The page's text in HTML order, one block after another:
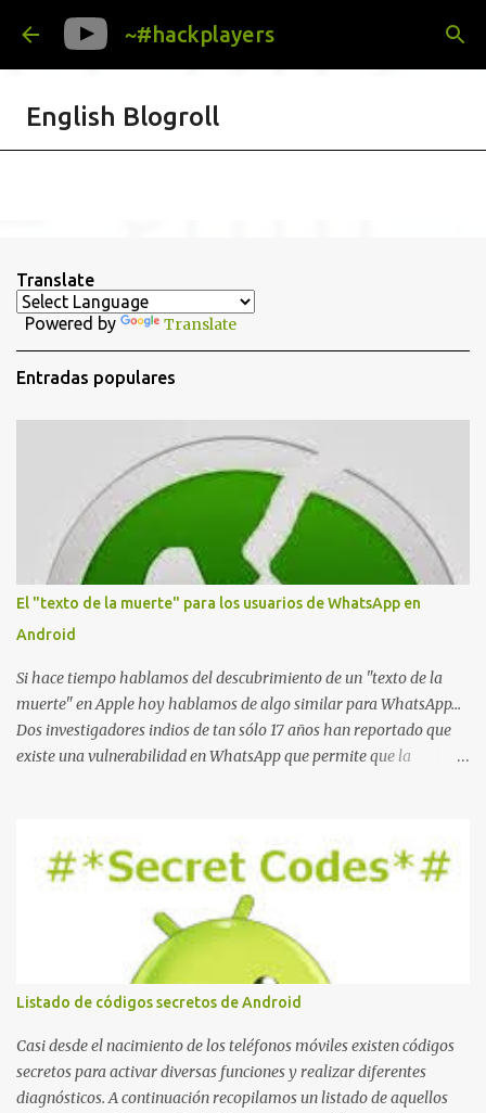
Ir al contenido principal
~#hackplayers
English Blogroll
Translate
Powered by Translate
Entradas populares
El "texto de la muerte" para los usuarios de WhatsApp en
Android
Si hace tiempo hablamos del descubrimiento de un "texto de la
muerte" en Apple hoy hablamos de algo similar para WhatsApp...
Dos investigadores indios de tan sólo 17 años han reportado que
existe una vulnerabilidad en WhatsApp que permite que la
La vulnerabilidad ha sido probada y funciona correctamente en la
mayoría de las versiones de Android y de WhatsApp incluyendo la
2.11.431 y 2.11.432. Sin embargo todavía no se ha probado en iOS y
Windows no parece ser vulnerable. Esto podría provocar que se
extienda como una pesada broma la moda de bloquear WhatsApp
a otras personas, cuyo modo de recuperar el uso de la misma sería
borrando la conversación y el historial de chat con quien
estábamos conversando. Imaginad que ocurre si este mensaje se
envía a un grupo... Fuente: Crash Your Friends' WhatsApp
Remotely with Just a Message
Listado de códigos secretos de Android
Casi desde el nacimiento de los teléfonos móviles existen códigos
secretos para activar diversas funciones y realizar diferentes
diagnósticos. A continuación recopilamos un listado de aquellos